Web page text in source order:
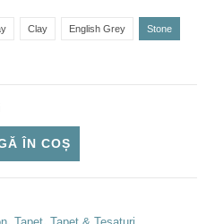
Clay English Grey Stone
ÎN COȘ